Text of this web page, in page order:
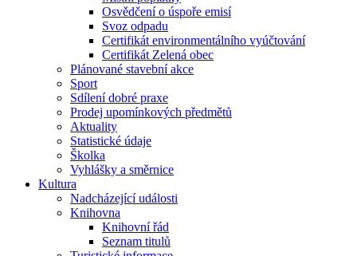
Osvědčení o úspoře emisí
Svoz odpadu
Certifikát environmentálního vyúčtování
Certifikát Zelená obec
Plánované stavební akce
Sport
Sdílení dobré praxe
Prodej upomínkových předmětů
Aktuality
Statistické údaje
Školka
Vyhlášky a směrnice
Kultura
Nadcházející události
Knihovna
Knihovní řád
Seznam titulů